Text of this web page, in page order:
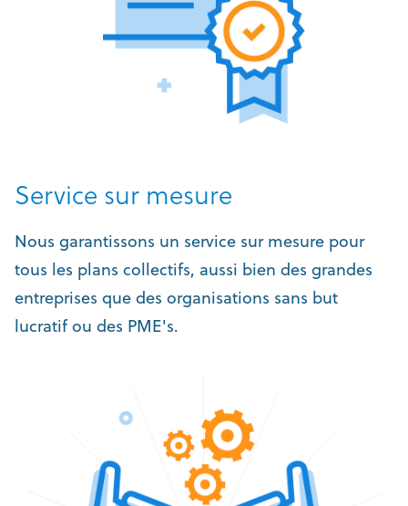
Service sur mesure
Nous garantissons un service sur mesure pour
tous les plans collectifs, aussi bien des grandes
entreprises que des organisations sans but
lucratif ou des PME's.